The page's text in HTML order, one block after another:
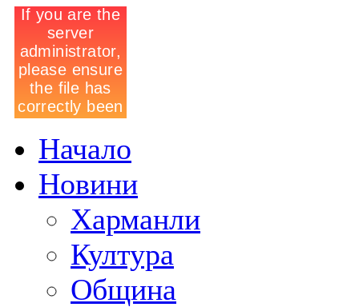
Начало
Новини
Харманли
Култура
Община